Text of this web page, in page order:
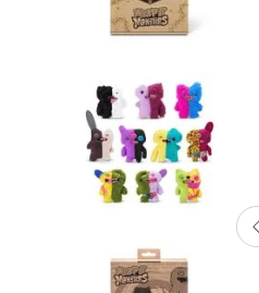
Gadgets y
Lanzadores
Muñecas
Construcción
Vehículos y Pistas